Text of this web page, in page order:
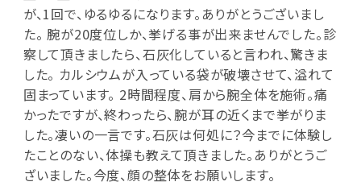
が、1回で、ゆるゆるになります。ありがとうございまし
た。 腕が20度位しか、挙げる事が出来ませんでした。診
察して頂きましたら、石灰化していると言われ、驚きま
した。 カルシウムが入っている袋が破壊させて、溢れて
固まっています。 2時間程度、肩から腕全体を施術。痛
かったですが、終わったら、腕が耳の近くまで挙がりま
した。凄いの一言です。石灰は何処に？今までに体験し
たことのない、体操も教えて頂きました。ありがとうご
ざいました。今度、顔の整体をお願いします。